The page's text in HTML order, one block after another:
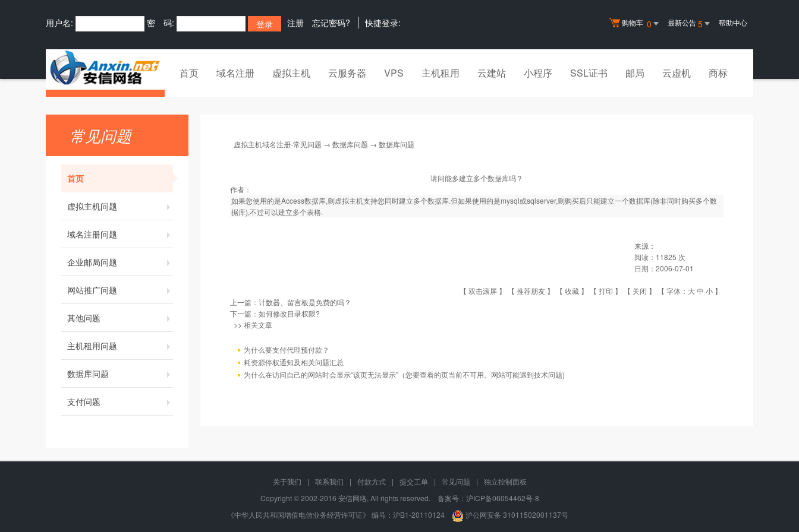
购物车 0 最新公告5 帮助中心
用户名: 密 码: 注册 忘记密码? 快捷登录:
首页 域名注册 虚拟主机 云服务器 VPS 主机租用 云建站 小程序 SSL证书 邮局 云虚机 商标
常见问题
首页
虚拟主机问题
域名注册问题
企业邮局问题
网站推广问题
其他问题
主机租用问题
数据库问题
支付问题
虚拟主机域名注册-常见问题 → 数据库问题 → 数据库问题
请问能多建立多个数据库吗？
作者：
如果您使用的是Access数据库,则虚拟主机支持您同时建立多个数据库.但如果使用的是mysql或sqlserver,则购买后只能建立一个数据库(除非同时购买多个数
据库),不过可以建立多个表格.
来源：
阅读： 11825 次
日期： 2006-07-01
【 双击滚屏 】 【 推荐朋友 】 【 收藏 】 【 打印 】 【 关闭 】 【 字体： 大中 小 】
上一篇： 计数器、留言板是免费的吗？
下一篇： 如何修改目录权限?
>> 相关文章
为什么要支付代理预付款？
耗资源停权通知及相关问题汇总
为什么在访问自己的网站时会显示“该页无法显示”（您要查看的页当前不可用。网站可能遇到技术问题)
关于我们 | 联系我们 | 付款方式 | 提交工单 | 常见问题 |
独立控制面板
Copyright © 2002-2016 安信网络, All rights reserved. 备案号： 沪ICP备06054462号-8
《中华人民共和国增值电信业务经营许可证》 编号：沪B1-20110124
沪公网安备 31011502001137号